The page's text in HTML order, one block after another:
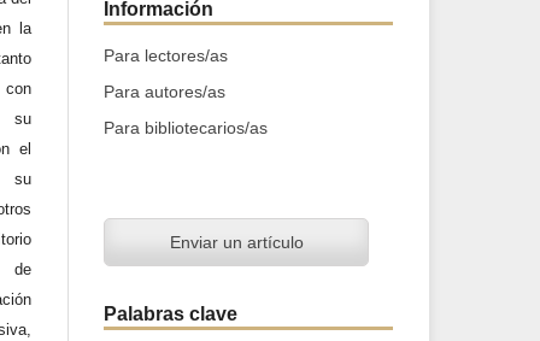
la
con
su
el
su
de
Información
Para lectores/as
Para autores/as
Para bibliotecarios/as
Enviar un artículo
Palabras clave